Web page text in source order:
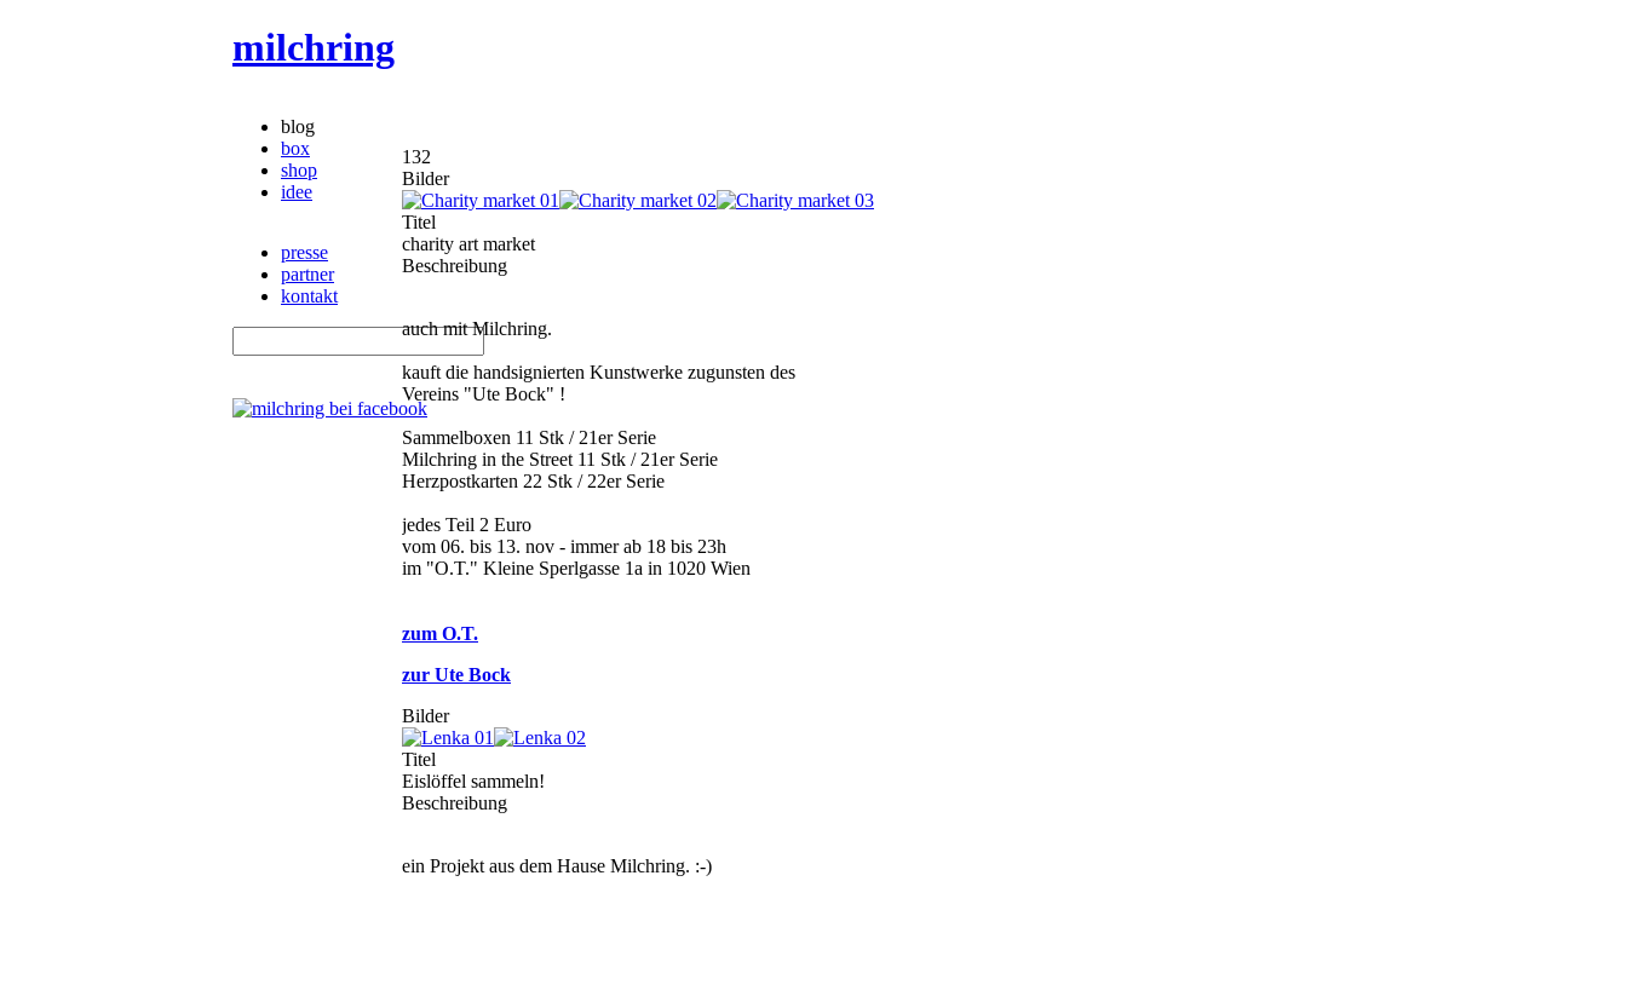
milchring
blog
box
shop
idee
presse
partner
kontakt
132
Bilder
Titel
charity art market
Beschreibung
auch mit Milchring.
kauft die handsignierten Kunstwerke zugunsten des
Vereins "Ute Bock" !
Sammelboxen 11 Stk / 21er Serie
Milchring in the Street 11 Stk / 21er Serie
Herzpostkarten 22 Stk / 22er Serie
jedes Teil 2 Euro
vom 06. bis 13. nov - immer ab 18 bis 23h
im "O.T." Kleine Sperlgasse 1a in 1020 Wien
zum O.T.
zur Ute Bock
Bilder
Titel
Eislöffel sammeln!
Beschreibung
ein Projekt aus dem Hause Milchring. :-)